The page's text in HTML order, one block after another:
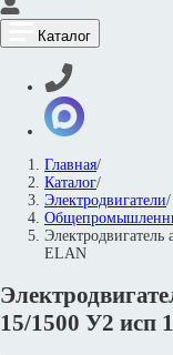
Каталог
Главная/
Каталог/
Электродвигатели/
ELAN
15/1500 У2 исп